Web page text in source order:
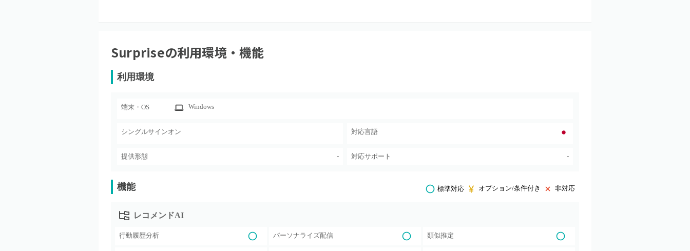
Surpriseの利用環境・機能
利用環境
端末・OS Windows
シングルサインオン 対応言語
提供形態 - 対応サポート -
機能 標準対応 オプション/条件付き 非対応
レコメンドAI
行動履歴分析 パーソナライズ配信 類似推定